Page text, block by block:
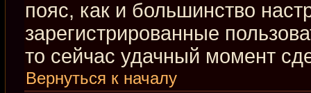
пояс, как и большинство
зарегистрированные
то сейчас удачный момент
Вернуться к началу